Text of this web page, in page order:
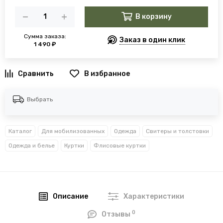
Сумма заказа:
1 490 ₽
В корзину
Заказ в один клик
В избранное
Выбрать
Каталог Для мобилизованных Одежда Свитеры и толстовки
Одежда и белье Куртки Флисовые куртки
Описание Характеристики
Отзывы0